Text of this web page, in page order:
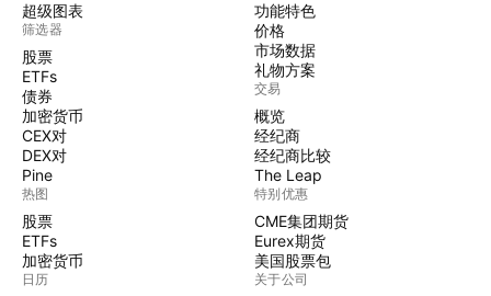
超级图表
筛选器
股票
ETFs
债券
加密货币
CEX对
DEX对
Pine
热图
股票
ETFs
加密货币
日历
功能特色
价格
市场数据
礼物方案
交易
概览
经纪商
经纪商比较
The Leap
特别优惠
CME集团期货
Eurex期货
美国股票包
关于公司